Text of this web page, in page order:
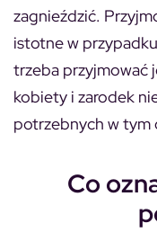
zagnieździć.
istotne w
trzeba przyjmować
kobiety i zarodek
potrzebnych w tym
Co